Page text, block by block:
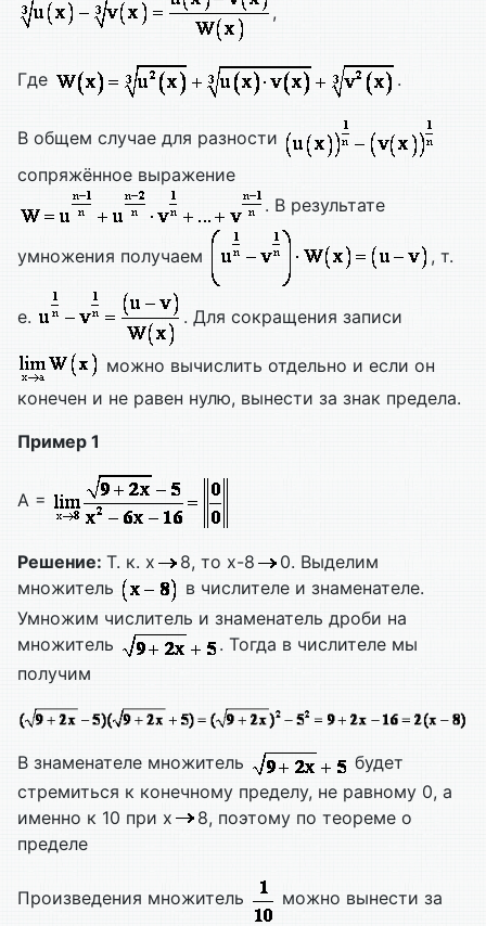
,
Где .
В общем случае для разности
сопряжённое выражение
. В результате
умножения получаем , т.
е. . Для сокращения записи
можно вычислить отдельно и если он
конечен и не равен нулю, вынести за знак предела.
Пример 1
A =
Решение: Т. к. х 8, то х-8
0. Выделим
множитель
в числителе и знаменателе.
Умножим числитель и знаменатель дроби на
множитель
. Тогда в числителе мы
получим
В знаменателе множитель
будет
стремиться к конечному пределу, не равному 0, а
именно к 10 при х
8, поэтому по теореме о
пределе
Произведения множитель
можно вынести за